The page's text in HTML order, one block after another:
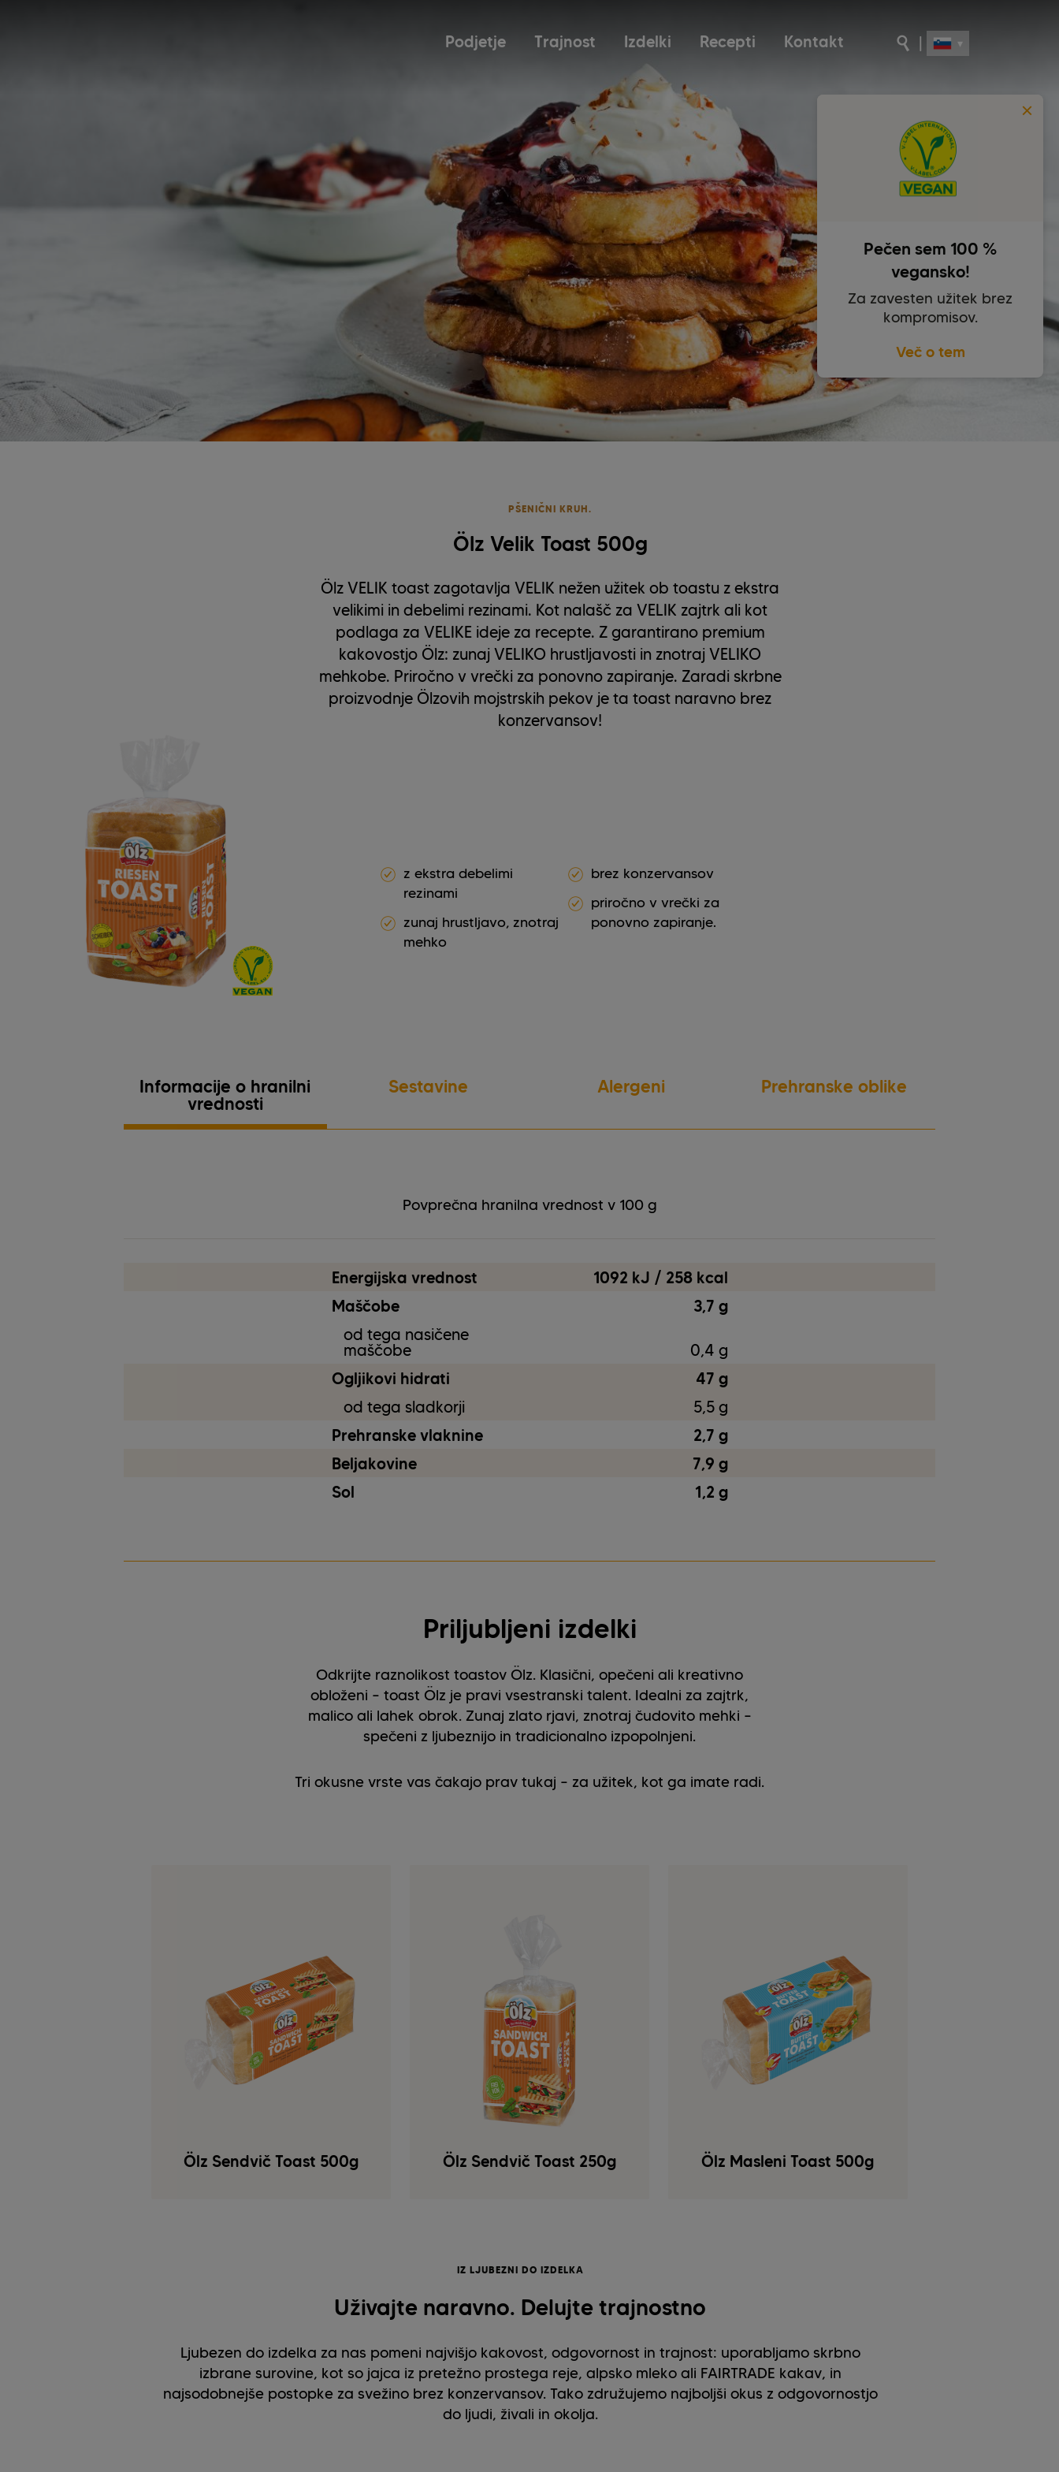
Podjetje Trajnost Izdelki Recepti Kontakt
PŠENIČNI KRUH.
Ölz Velik Toast 500g
Ölz VELIK toast zagotavlja VELIK nežen užitek ob toastu z ekstra
velikimi in debelimi rezinami. Kot nalašč za VELIK zajtrk ali kot
podlaga za VELIKE ideje za recepte. Z garantirano premium
kakovostjo Ölz: zunaj VELIKO hrustljavosti in znotraj VELIKO
mehkobe. Priročno v vrečki za ponovno zapiranje. Zaradi skrbne
proizvodnje Ölzovih mojstrskih pekov je ta toast naravno brez
konzervansov!
z ekstra debelimi
rezinami
zunaj hrustljavo, znotraj
mehko
brez konzervansov
priročno v vrečki za
ponovno zapiranje.
Informacije o hranilni
vrednosti
Povprečna hranilna vrednost v 100 g
Energijska vrednost
1092 kJ / 258 kcal
Maščobe
3,7 g
od tega nasičene
maščobe
0,4 g
Ogljikovi hidrati
47 g
od tega sladkorji
5,5 g
Prehranske vlaknine
2,7 g
Beljakovine
7,9 g
Sol
1,2 g
Sestavine Alergeni Prehranske oblike
Priljubljeni izdelki
Odkrijte raznolikost toastov Ölz. Klasični, opečeni ali kreativno
obloženi – toast Ölz je pravi vsestranski talent. Idealni za zajtrk,
malico ali lahek obrok. Zunaj zlato rjavi, znotraj čudovito mehki –
spečeni z ljubeznijo in tradicionalno izpopolnjeni.
Tri okusne vrste vas čakajo prav tukaj – za užitek, kot ga imate radi.
Ölz Sendvič Toast 500g Ölz Sendvič Toast 250g Ölz Masleni Toast 500g
IZ LJUBEZNI DO IZDELKA
Uživajte naravno. Delujte trajnostno
Ljubezen do izdelka za nas pomeni najvišjo kakovost, odgovornost in trajnost: uporabljamo skrbno
izbrane surovine, kot so jajca iz pretežno prostega reje, alpsko mleko ali FAIRTRADE kakav, in
najsodobnejše postopke za svežino brez konzervansov. Tako združujemo najboljši okus z odgovornostjo
do ljudi, živali in okolja.
Pečen sem 100 %
vegansko!
Za zavesten užitek brez
kompromisov.
Več o tem